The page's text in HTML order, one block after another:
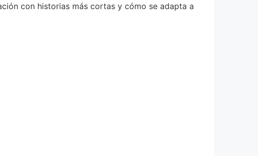
con historias más cortas y cómo se adapta a